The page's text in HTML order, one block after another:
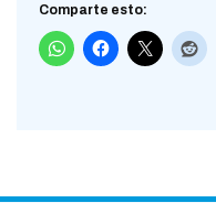
Comparte esto: